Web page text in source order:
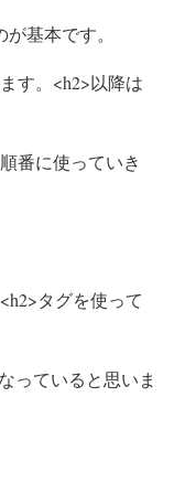
基本です。
す。<h2>以降は
番に使っていき
タグを使って
っていると思いま